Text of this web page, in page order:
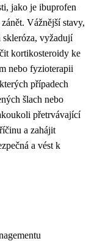
jako je ibuprofen
Vážnější stavy,
skleróza, vyžadují
kortikosteroidy ke
nebo fyzioterapii
případech
šlach nebo
přetrvávající
a zahájit
a vést k